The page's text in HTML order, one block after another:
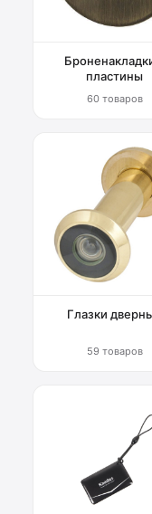
пластины
60 товаров
Глазки
59 товаров